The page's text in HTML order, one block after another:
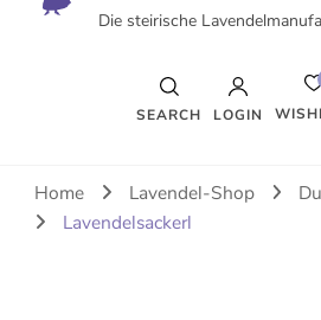
Die steirische
SEARCH LOGIN
Es befinden sich keine
Home Lavendel-Shop
Lavendelsackerl